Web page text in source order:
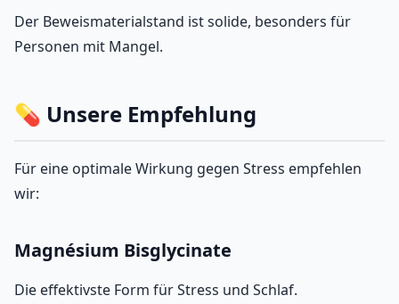
Der Beweismaterialstand ist solide, besonders für
Personen mit Mangel.
💊 Unsere Empfehlung
Für eine optimale Wirkung gegen Stress empfehlen
wir:
Magnésium Bisglycinate
Die effektivste Form für Stress und Schlaf.